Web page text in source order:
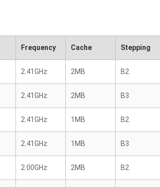
Frequency Cache Stepping
2.41GHz 2MB B2
2.41GHz 2MB B3
2.41GHz 1MB B2
2.41GHz 1MB B3
2.00GHz 2MB B2